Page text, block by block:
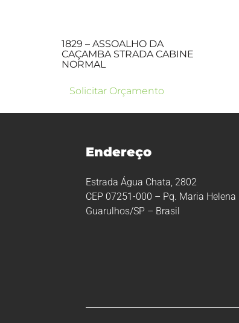
1829 – ASSOALHO DA
CAÇAMBA STRADA CABINE
NORMAL
Solicitar Orçamento
Endereço
Estrada Água Chata, 2802
CEP 07251-000 – Pq. Maria Helena
Guarulhos/SP – Brasil